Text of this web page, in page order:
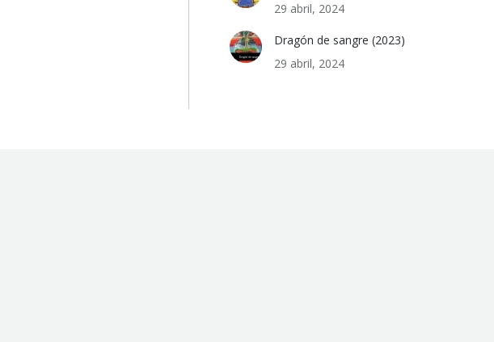
29 abril, 2024
Dragón de sangre (2023)
29 abril, 2024